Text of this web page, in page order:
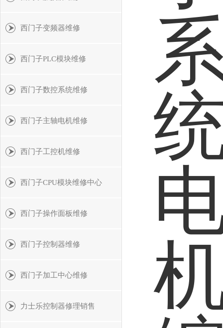
西门子变频器维修
西门子PLC模块维修
西门子数控系统维修
西门子主轴电机维修
西门子工控机维修
西门子CPU模块维修中心
西门子操作面板维修
西门子控制器维修
西门子加工中心维修
力士乐控制器修理销售